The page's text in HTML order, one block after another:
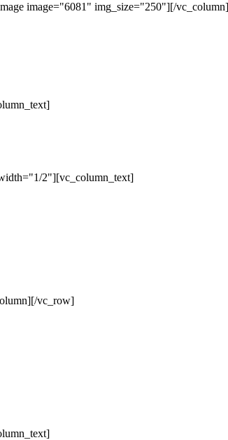
image="6081" img_size="250"][/
2"][vc_column_text]
vc_row]